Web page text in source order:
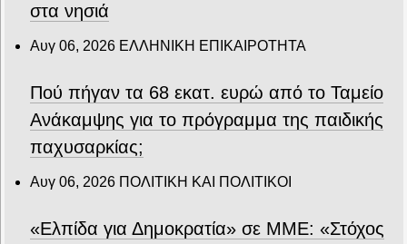
στα νησιά
Αυγ 06, 2026 ΕΛΛΗΝΙΚΗ ΕΠΙΚΑΙΡΟΤΗΤΑ
Πού πήγαν τα 68 εκατ. ευρώ από το Ταμείο
Ανάκαμψης για το πρόγραμμα της παιδικής
παχυσαρκίας;
Αυγ 06, 2026 ΠΟΛΙΤΙΚΗ ΚΑΙ ΠΟΛΙΤΙΚΟΙ
«Ελπίδα για Δημοκρατία» σε ΜΜΕ: «Στόχος